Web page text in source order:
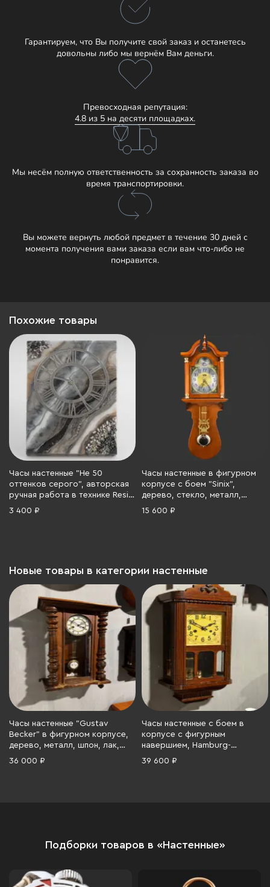
Гарантируем, что Вы получите свой заказ и останетесь
довольны либо мы вернём Вам деньги.
Превосходная репутация:
4.8 из 5 на десяти площадках.
Мы несём полную ответственность за сохранность заказа во
время транспортировки.
Вы можете вернуть любой предмет в течение 30 дней с
момента получения вами заказа если вам что-либо не
понравится.
Похожие товары
Часы настенные "Не 50
оттенков серого", авторская
ручная работа в технике Resin
Art, поделочный камень,
3 400 ₽
Часы настенные в фигурном
корпусе с боем "Sinix",
дерево, стекло, металл,
Южная Корея, 2000-2020 гг.
15 600 ₽
Новые товары в категории настенные
Часы настенные "Gustav
Becker" в фигурном корпусе,
дерево, металл, шпон, лак,
Германия, 1890-1910 гг.
36 000 ₽
Часы настенные с боем в
корпусе с фигурным
навершием, Hamburg-
Amerikanische Uhrenfabrik
39 600 ₽
Подборки товаров в «Настенные»